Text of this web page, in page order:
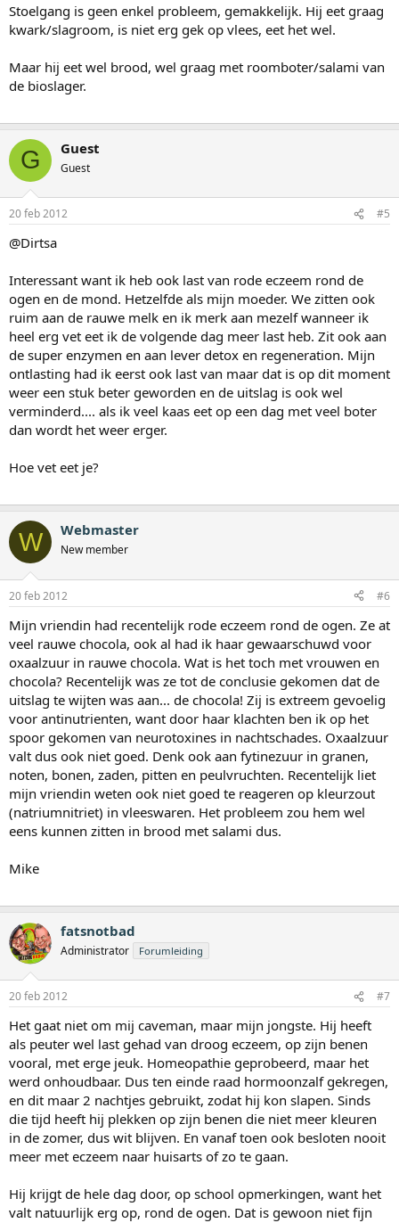
Stoelgang is geen enkel probleem, gemakkelijk. Hij eet graag
kwark/slagroom, is niet erg gek op vlees, eet het wel.
Maar hij eet wel brood, wel graag met roomboter/salami van
de bioslager.
G Guest
Guest
20 feb 2012 #5
@Dirtsa
Interessant want ik heb ook last van rode eczeem rond de
ogen en de mond. Hetzelfde als mijn moeder. We zitten ook
ruim aan de rauwe melk en ik merk aan mezelf wanneer ik
heel erg vet eet ik de volgende dag meer last heb. Zit ook aan
de super enzymen en aan lever detox en regeneration. Mijn
ontlasting had ik eerst ook last van maar dat is op dit moment
weer een stuk beter geworden en de uitslag is ook wel
verminderd.... als ik veel kaas eet op een dag met veel boter
dan wordt het weer erger.
Hoe vet eet je?
W Webmaster
New member
20 feb 2012 #6
Mijn vriendin had recentelijk rode eczeem rond de ogen. Ze at
veel rauwe chocola, ook al had ik haar gewaarschuwd voor
oxaalzuur in rauwe chocola. Wat is het toch met vrouwen en
chocola? Recentelijk was ze tot de conclusie gekomen dat de
uitslag te wijten was aan... de chocola! Zij is extreem gevoelig
voor antinutrienten, want door haar klachten ben ik op het
spoor gekomen van neurotoxines in nachtschades. Oxaalzuur
valt dus ook niet goed. Denk ook aan fytinezuur in granen,
noten, bonen, zaden, pitten en peulvruchten. Recentelijk liet
mijn vriendin weten ook niet goed te reageren op kleurzout
(natriumnitriet) in vleeswaren. Het probleem zou hem wel
eens kunnen zitten in brood met salami dus.
Mike
fatsnotbad
Administrator Forumleiding
20 feb 2012 #7
Het gaat niet om mij caveman, maar mijn jongste. Hij heeft
als peuter wel last gehad van droog eczeem, op zijn benen
vooral, met erge jeuk. Homeopathie geprobeerd, maar het
werd onhoudbaar. Dus ten einde raad hormoonzalf gekregen,
en dit maar 2 nachtjes gebruikt, zodat hij kon slapen. Sinds
die tijd heeft hij plekken op zijn benen die niet meer kleuren
in de zomer, dus wit blijven. En vanaf toen ook besloten nooit
meer met eczeem naar huisarts of zo te gaan.
Hij krijgt de hele dag door, op school opmerkingen, want het
valt natuurlijk erg op, rond de ogen. Dat is gewoon niet fijn